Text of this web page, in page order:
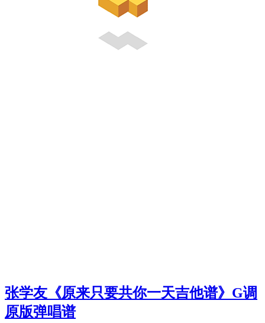
张学友《原来只要共你一天吉他谱》G调
原版弹唱谱